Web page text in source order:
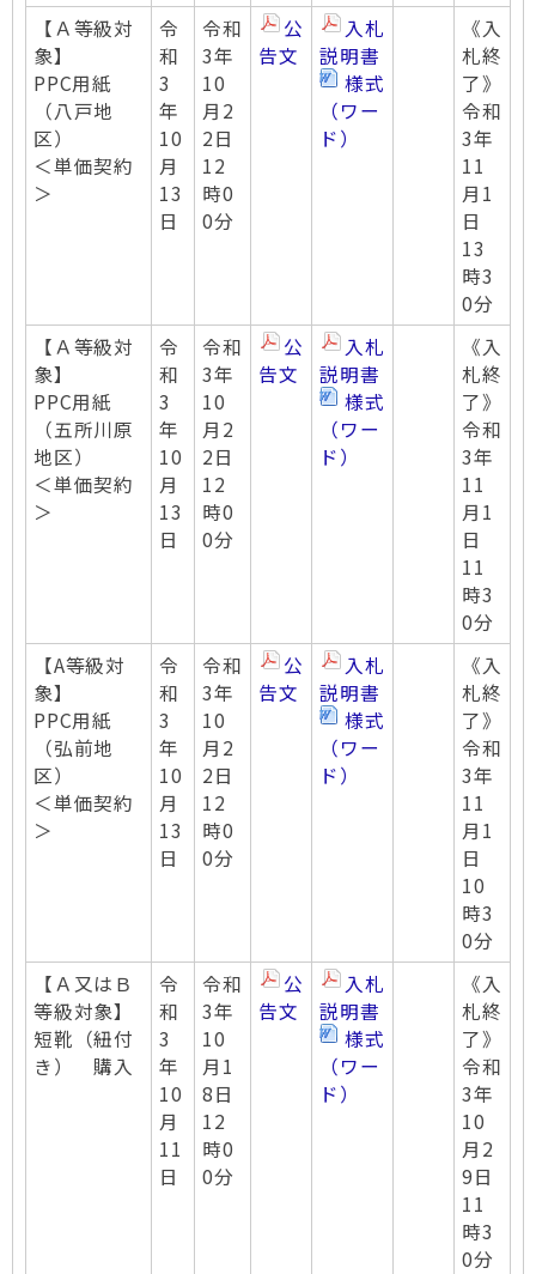
【Ａ等級対
象】
PPC用紙
（八戸地
区）
＜単価契約
＞
令
和
3
年
10
月
13
日
令和
3年
10
月2
2日
12
時0
0分
公
告文
入札
説明書
様式
（ワー
ド）
《入
札終
了》
令和
3年
11
月1
日
13
時3
0分
【Ａ等級対
象】
PPC用紙
（五所川原
地区）
＜単価契約
＞
令
和
3
年
10
月
13
日
令和
3年
10
月2
2日
12
時0
0分
公
告文
入札
説明書
様式
（ワー
ド）
《入
札終
了》
令和
3年
11
月1
日
11
時3
0分
【A等級対
象】
PPC用紙
（弘前地
区）
＜単価契約
＞
令
和
3
年
10
月
13
日
令和
3年
10
月2
2日
12
時0
0分
公
告文
入札
説明書
様式
（ワー
ド）
《入
札終
了》
令和
3年
11
月1
日
10
時3
0分
【Ａ又はＢ
等級対象】
短靴（紐付
き） 購入
令
和
3
年
10
月
11
日
令和
3年
10
月1
8日
12
時0
0分
公
告文
入札
説明書
様式
（ワー
ド）
《入
札終
了》
令和
3年
10
月2
9日
11
時3
0分